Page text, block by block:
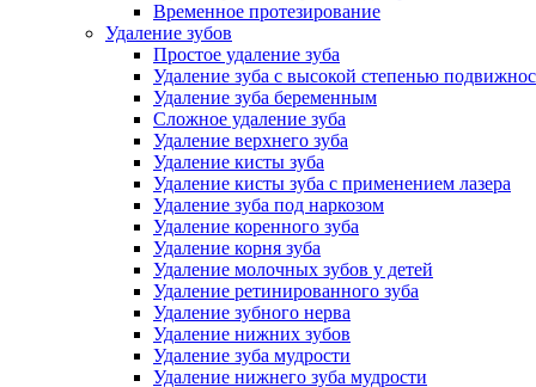
Временное протезирование
Удаление зубов
Простое удаление зуба
Удаление зуба с высокой степенью
Удаление зуба беременным
Сложное удаление зуба
Удаление верхнего зуба
Удаление кисты зуба
Удаление кисты зуба с применением лазера
Удаление зуба под наркозом
Удаление коренного зуба
Удаление корня зуба
Удаление молочных зубов у детей
Удаление ретинированного зуба
Удаление зубного нерва
Удаление нижних зубов
Удаление зуба мудрости
Удаление нижнего зуба мудрости